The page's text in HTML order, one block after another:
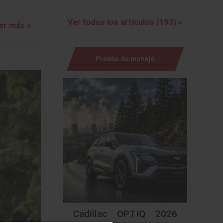
más » Ver todos los artículos (193) »
Prueba de manejo
Cadillac OPTIQ 2026